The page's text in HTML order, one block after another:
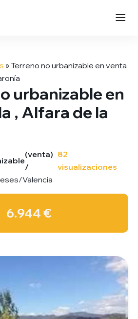
» Terreno no urbanizable en venta
urbanizable en
, Alfara de la
(venta)
/
82
visualizaciones
/Valencia
6.944 €